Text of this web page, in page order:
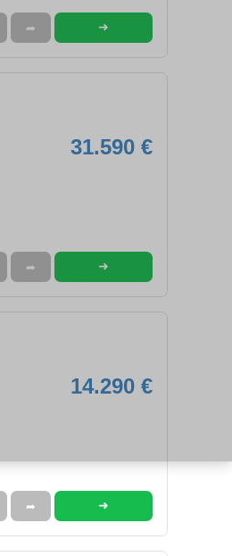
➦ ➜
31.590 €
➦ ➜
14.290 €
➦ ➜